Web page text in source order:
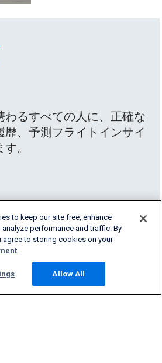
わるすべての人に、正確な
歴、予測フライトインサイ
。
to keep our site free, enhance
analyze performance and traffic. By
agree to storing cookies on your
Allow All